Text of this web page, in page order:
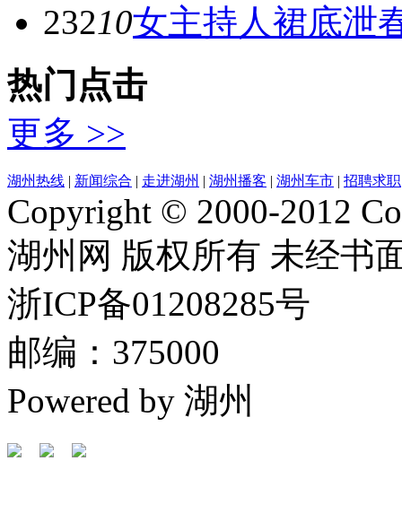
23210女主持人裙底泄
热门点击
更多 >>
湖州热线 | 新闻综合 | 走进湖州 | 湖州播客 | 湖州车市 | 招聘求职
Copyright © 2000-2012
湖州网 版权所有 未经书
浙ICP备01208285号
邮编：375000
Powered by 湖州